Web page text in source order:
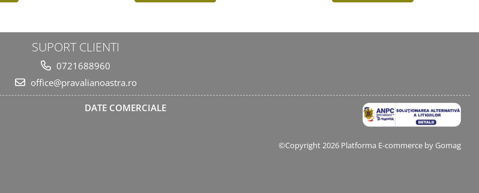
SUPORT CLIENTI
0721688960
office@pravalianoastra.ro
DATE COMERCIALE
©Copyright 2026 Platforma E-commerce by Gomag